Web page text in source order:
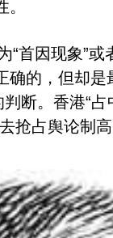
“首因现象”或
确的，但却
判断。香港“占
抢占舆论制